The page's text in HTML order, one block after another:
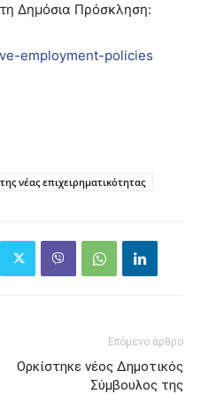
Δημόσια Πρόσκληση:
employment-policies
νέας επιχειρηματικότητας
Επόμενο άρθρο
Ορκίστηκε νέος Δημοτικός
Σύμβουλος της